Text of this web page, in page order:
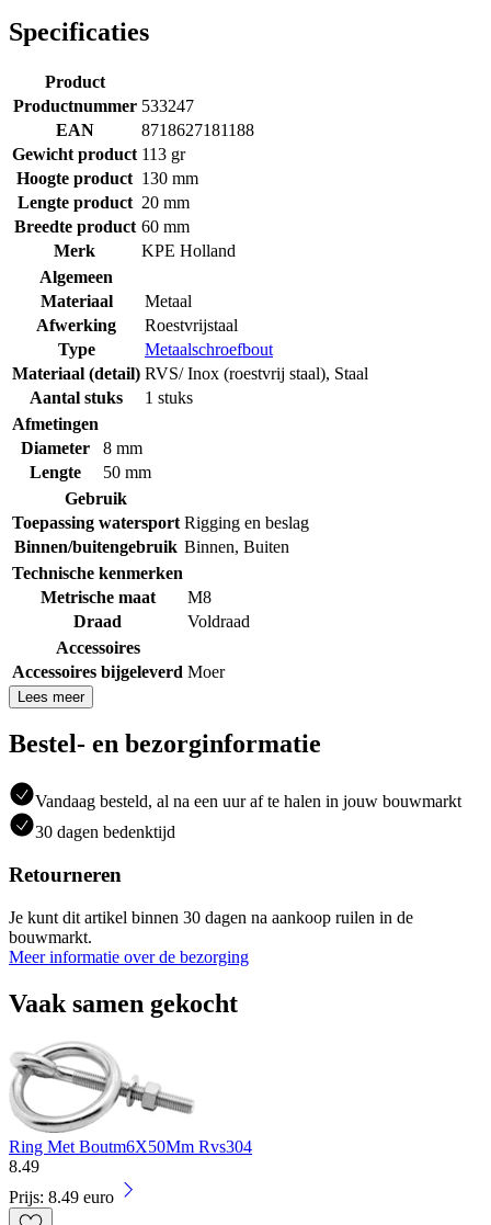
Specificaties
Product
Productnummer 533247
EAN
8718627181188
Gewicht product 113 gr
Hoogte product 130 mm
Lengte product 20 mm
Breedte product 60 mm
Merk
KPE Holland
Algemeen
Materiaal
Metaal
Afwerking
Roestvrijstaal
Type
Metaalschroefbout
Materiaal (detail) RVS/ Inox (roestvrij staal), Staal
Aantal stuks
1 stuks
Afmetingen
Diameter
8 mm
Lengte
50 mm
Gebruik
Toepassing watersport Rigging en beslag
Binnen/buitengebruik Binnen, Buiten
Technische kenmerken
Metrische maat
M8
Draad
Voldraad
Accessoires
Accessoires bijgeleverd Moer
Lees meer
Bestel- en bezorginformatie
Vandaag besteld, al na een uur af te halen in jouw bouwmarkt
30 dagen bedenktijd
Retourneren
Je kunt dit artikel binnen 30 dagen na aankoop ruilen in de
bouwmarkt.
Meer informatie over de bezorging
Vaak samen gekocht
Ring Met Boutm6X50Mm Rvs304
8.49
Prijs: 8.49 euro